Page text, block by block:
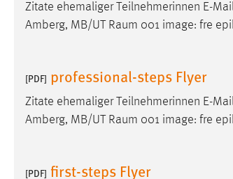
Zitate ehemaliger Teilnehmerinnen E-
Amberg, MB/UT
Raum 001 image: fre
[PDF] professional-steps Flyer
Zitate ehemaliger Teilnehmerinnen E-
Amberg, MB/UT Raum 001 image: fre
[PDF] first-steps Flyer
Sprachpräferenz
Sprache der Website.
Cookie Laufzeit: 30 Tage
MibewSessionID,